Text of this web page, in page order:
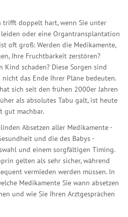
trifft doppelt hart, wenn Sie unter
oder eine Organtransplantation
oft groß: Werden die Medikamente,
Ihre Fruchtbarkeit zerstören?
Kind schaden? Diese Sorgen sind
das Ende Ihrer Pläne bedeuten.
sich seit den frühen 2000er Jahren
als absolutes Tabu galt, ist heute
gut machbar.
Absetzen aller Medikamente -
und die des Babys -
und einem sorgfältigen Timing.
gelten als sehr sicher, während
vermieden werden müssen. In
Medikamente Sie wann absetzen
und wie Sie Ihren Arztgesprächen